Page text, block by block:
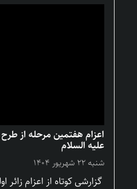
اعزام هفتمین مرحله از
علیه السلام
شنبه ۲۲ شهریور ۱۴۰۴
گزارشی کوتاه از اعزام